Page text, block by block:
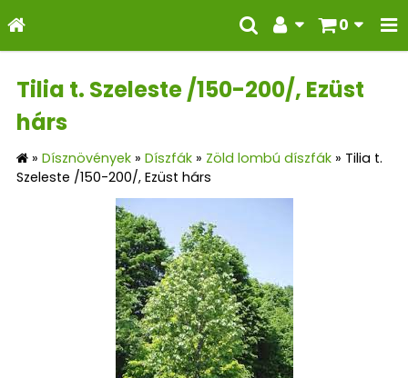
0
Tilia t. Szeleste /150-200/, Ezüst
hárs
» Dísznövények » Díszfák » Zöld lombú díszfák » Tilia t.
Szeleste /150-200/, Ezüst hárs